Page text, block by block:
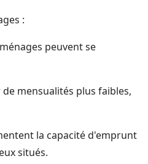
:
peuvent se
mensualités plus faibles,
la capacité d'emprunt
situés.